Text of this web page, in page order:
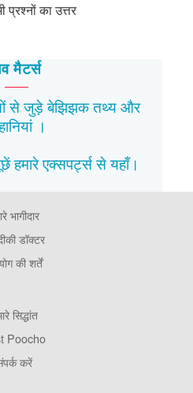
का उत्तर
मैटर्स
से जुड़े बेझिझकतथ्यऔर
।
हमारे एक्सपर्ट्स सेयहाँ।
भागीदार
डॉक्टर
की शर्तें
सिद्धांत
Poocho
करें